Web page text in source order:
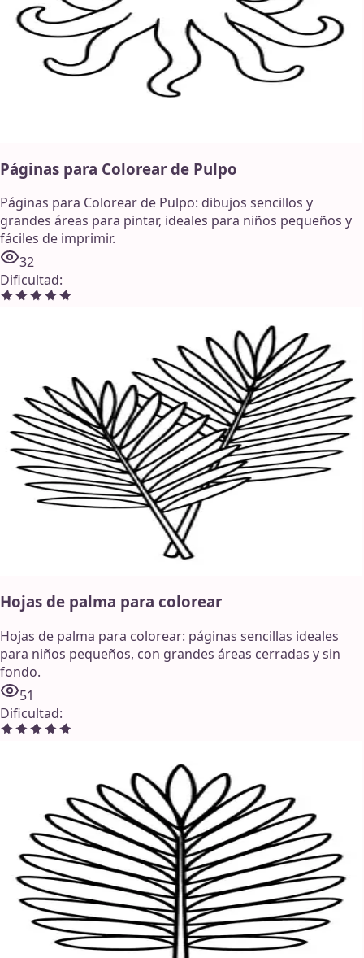
Páginas para Colorear de Pulpo
Páginas para Colorear de Pulpo: dibujos sencillos y
grandes áreas para pintar, ideales para niños pequeños y
fáciles de imprimir.
32
Dificultad:
Hojas de palma para colorear
Hojas de palma para colorear: páginas sencillas ideales
para niños pequeños, con grandes áreas cerradas y sin
fondo.
51
Dificultad: